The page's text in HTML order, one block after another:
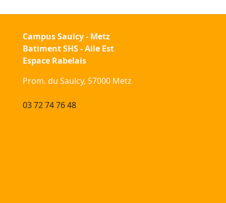
Campus Saulcy - Metz
Batiment SHS - Aile Est
Espace Rabelais
Prom. du Saulcy, 57000 Metz
03 72 74 76 48